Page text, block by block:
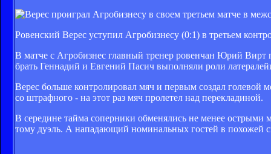
Ровенский Верес уступил Агробизнесу (0:1) в третьем
В матче с Агробизнес главный тренер ровенчан Юрий Вирт
брать Геннадий и Евгений Пасич выполняли роли
Верес больше контролировал мяч и первым создал
со штрафного - на этот раз мяч пролетел над перекладиной.
В середине тайма соперники обменялись не менее острыми
тому дуэль. А нападающий номинальных гостей в похожей